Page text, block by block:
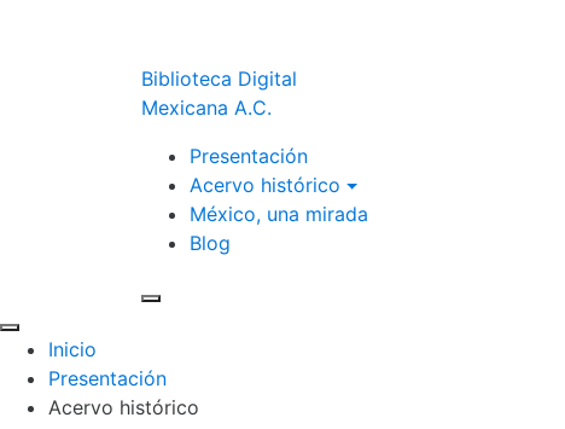
Biblioteca Digital
Mexicana A.C.
Presentación
Acervo histórico
México, una mirada
Blog
Inicio
Presentación
Acervo histórico